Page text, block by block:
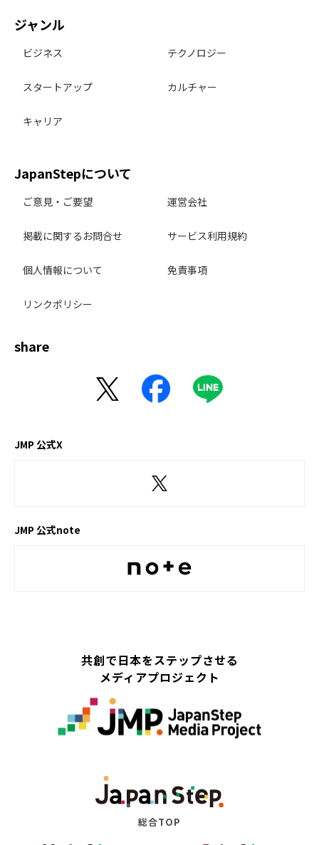
ジャンル
ビジネス テクノロジー
スタートアップ カルチャー
キャリア
JapanStepについて
ご意見・ご要望 運営会社
掲載に関するお問合せ サービス利用規約
個人情報について 免責事項
リンクポリシー
share
JMP 公式X
JMP 公式note
共創で日本をステップさせる
メディアプロジェクト
総合TOP